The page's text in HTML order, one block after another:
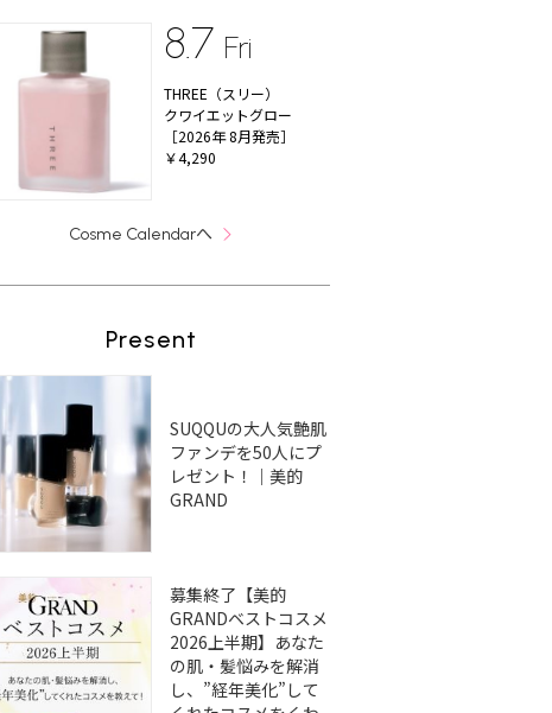
8.7 Fri
THREE（スリー）
クワイエットグロー
［2026年 8月発売］
￥4,290
Cosme Calendarへ
Present
SUQQUの大人気艶肌
ファンデを50人にプ
レゼント！｜美的
GRAND
募集終了【美的
GRANDベストコスメ
2026上半期】あなた
の肌・髪悩みを解消
し、”経年美化”して